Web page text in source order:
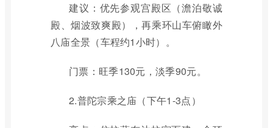
建议：优先参观宫殿区（澹泊敬诚
殿、烟波致爽殿），再乘环山车俯瞰外
八庙全景（车程约1小时）。
门票：旺季130元，淡季90元。
2.普陀宗乘之庙（下午1-3点）